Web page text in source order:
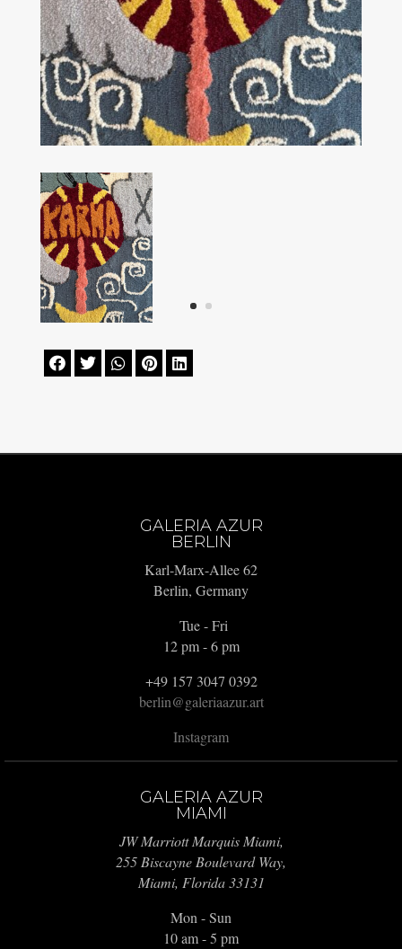
    
GALERIA AZUR
BERLIN
Karl-Marx-Allee 62
Berlin, Germany
Tue - Fri
12 pm - 6 pm
+49 157 3047 0392
berlin@galeriaazur.art
Instagram
GALERIA AZUR
MIAMI
JW Marriott Marquis Miami,
255 Biscayne Boulevard Way,
Miami, Florida 33131
Mon - Sun
10 am - 5 pm